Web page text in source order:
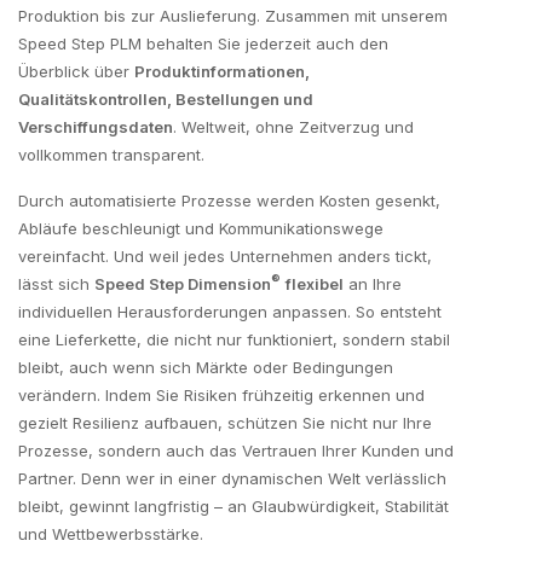
Produktion bis zur Auslieferung. Zusammen mit unserem
Speed Step PLM behalten Sie jederzeit auch den
Überblick über Produktinformationen,
Qualitätskontrollen, Bestellungen und
Verschiffungsdaten. Weltweit, ohne Zeitverzug und
vollkommen transparent.
Durch automatisierte Prozesse werden Kosten gesenkt,
Abläufe beschleunigt und Kommunikationswege
vereinfacht. Und weil jedes Unternehmen anders tickt,
lässt sich Speed Step Dimension® flexibel an Ihre
individuellen Herausforderungen anpassen. So entsteht
eine Lieferkette, die nicht nur funktioniert, sondern stabil
bleibt, auch wenn sich Märkte oder Bedingungen
verändern. Indem Sie Risiken frühzeitig erkennen und
gezielt Resilienz aufbauen, schützen Sie nicht nur Ihre
Prozesse, sondern auch das Vertrauen Ihrer Kunden und
Partner. Denn wer in einer dynamischen Welt verlässlich
bleibt, gewinnt langfristig – an Glaubwürdigkeit, Stabilität
und Wettbewerbsstärke.